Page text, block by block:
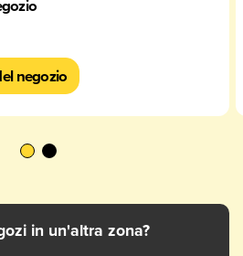
negozio
in un'altra zona?